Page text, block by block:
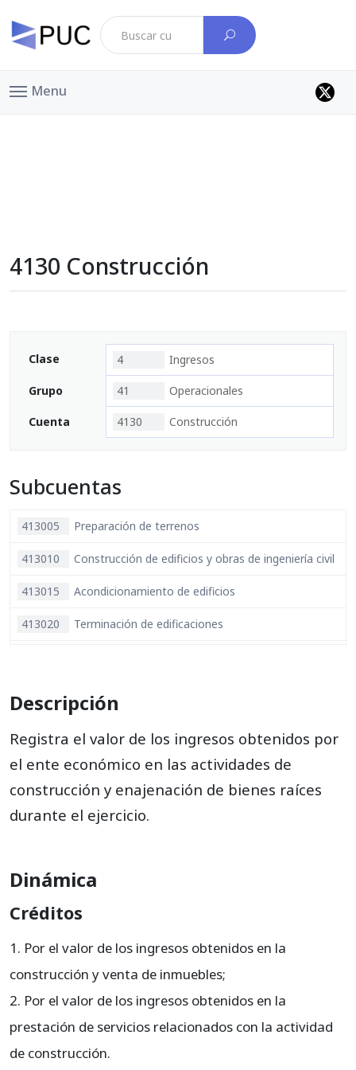
Menu
4130 Construcción
Clase 4 Ingresos
Grupo 41 Operacionales
Cuenta 4130 Construcción
Subcuentas
413005 Preparación de terrenos
413010 Construcción de edificios y obras de ingeniería civil
413015 Acondicionamiento de edificios
413020 Terminación de edificaciones
Descripción
Registra el valor de los ingresos obtenidos por
el ente económico en las actividades de
construcción y enajenación de bienes raíces
durante el ejercicio.
Dinámica
Créditos
Por el valor de los ingresos obtenidos en la
construcción y venta de inmuebles;
Por el valor de los ingresos obtenidos en la
prestación de servicios relacionados con la actividad
de construcción.